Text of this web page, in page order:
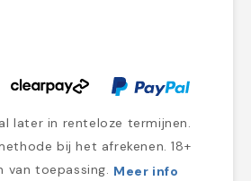
later in renteloze termijnen.
bij het afrekenen. 18+
van toepassing. Meer info